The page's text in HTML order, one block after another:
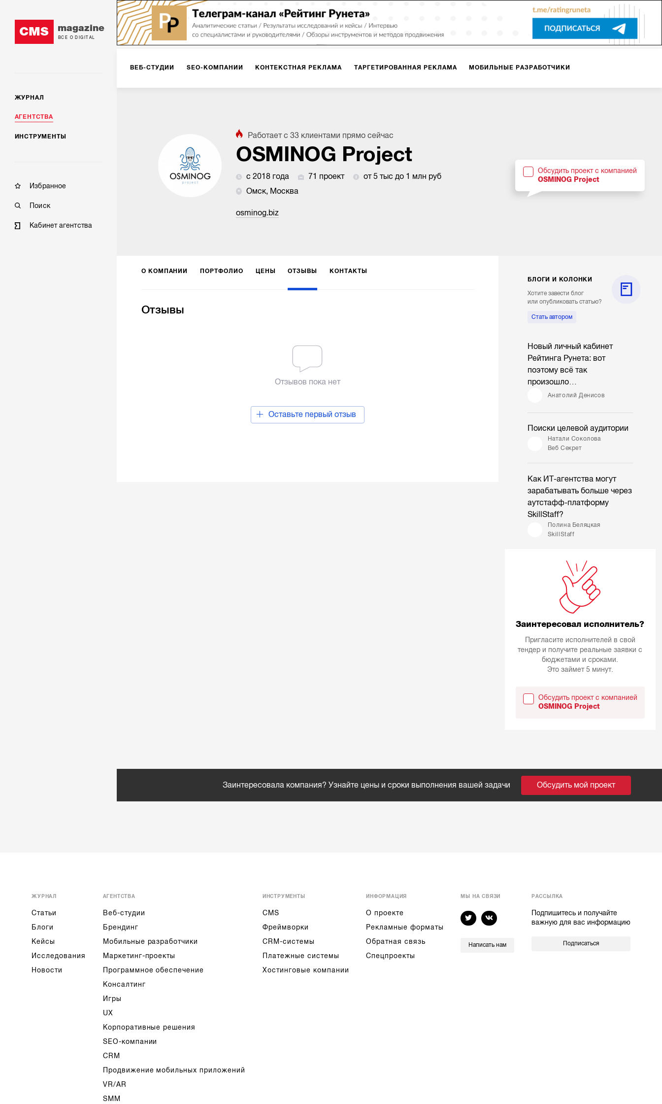
CMS magazine
ВСЕ О DIGITAL
ЖУРНАЛ
АГЕНТСТВА
ИНСТРУМЕНТЫ
Избранное
Поиск
Кабинет агентства
ВЕБ-СТУДИИ SEO-КОМПАНИИ КОНТЕКСТНАЯ РЕКЛАМА ТАРГЕТИРОВАННАЯ РЕКЛАМА МОБИЛЬНЫЕ РАЗРАБОТЧИКИ
РЕКЛАМА НА ИНТЕРНЕТ-ПЛОЩАДКАХ РАБОТА С МАРКЕТПЛЕЙСАМИ
VR/AR
Работает с33 клиентами прямо сейчас
OSMINOG Project
с 2018 года 71 проект
от 5 тыс до 1 млн руб
Омск, Москва
osminog.biz
Обсудить проект с компанией
OSMINOG Project
О КОМПАНИИ ПОРТФОЛИО ЦЕНЫ ОТЗЫВЫ КОНТАКТЫ
Отзывы
Отзывов пока нет
Оставьте первый отзыв
БЛОГИ И КОЛОНКИ
Хотите завести блог
или опубликовать статью?
Стать автором
Новый личный кабинет
Рейтинга Рунета: вот
поэтому всё так
произошло…
Анатолий Денисов
Поиски целевой аудитории
Натали Соколова
Веб Секрет
Как ИТ-агентства могут
зарабатывать больше через
аутстафф-платформу
SkillStaff?
Полина Беляцкая
SkillStaff
Заинтересовал исполнитель?
Пригласите исполнителей в свой
тендер и получите реальные заявки с
бюджетами и сроками.
Это займет 5 минут.
Обсудить проект с компанией
OSMINOG Project
Заинтересовала компания? Узнайте цены и сроки выполнения вашей задачи Обсудить мой проект
ЖУРНАЛ
Статьи
Блоги
Кейсы
Исследования
Новости
АГЕНТСТВА
Веб-студии
Брендинг
Мобильные разработчики
Маркетинг-проекты
Программное обеспечение
Консалтинг
Игры
UX
Корпоративные решения
SEO-компании
CRM
Продвижение мобильных приложений
VR/AR
SMM
ИНСТРУМЕНТЫ
CMS
Фреймворки
CRM-системы
Платежные системы
Хостинговые компании
ИНФОРМАЦИЯ
О проекте
Рекламные форматы
Обратная связь
Спецпроекты
МЫ НА СВЯЗИ
Написать нам
РАССЫЛКА
Подпишитесь и получайте
важную для вас информацию
Подписаться